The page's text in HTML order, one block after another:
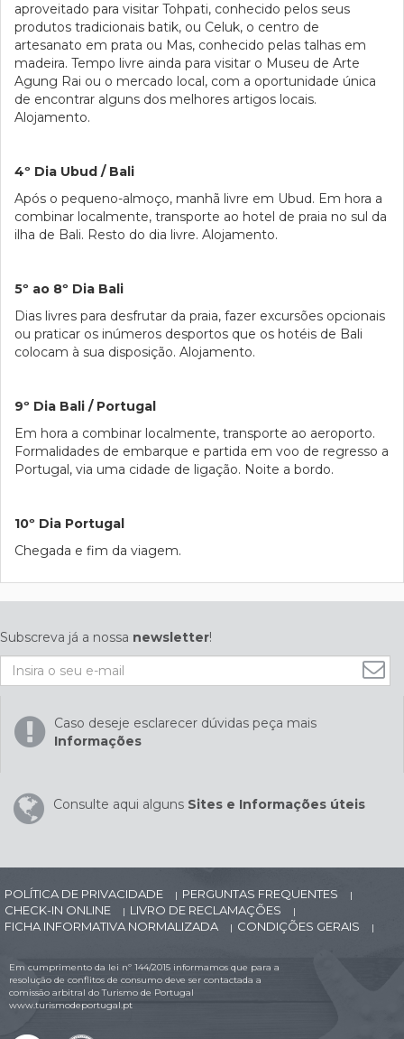
aproveitado para visitar Tohpati, conhecido pelos seus
produtos tradicionais batik, ou Celuk, o centro de
artesanato em prata ou Mas, conhecido pelas talhas em
madeira. Tempo livre ainda para visitar o Museu de Arte
Agung Rai ou o mercado local, com a oportunidade única
de encontrar alguns dos melhores artigos locais.
Alojamento.
4º Dia Ubud / Bali
Após o pequeno-almoço, manhã livre em Ubud. Em hora a
combinar localmente, transporte ao hotel de praia no sul da
ilha de Bali. Resto do dia livre. Alojamento.
5º ao 8º Dia Bali
Dias livres para desfrutar da praia, fazer excursões opcionais
ou praticar os inúmeros desportos que os hotéis de Bali
colocam à sua disposição. Alojamento.
9º Dia Bali / Portugal
Em hora a combinar localmente, transporte ao aeroporto.
Formalidades de embarque e partida em voo de regresso a
Portugal, via uma cidade de ligação. Noite a bordo.
10º Dia Portugal
Chegada e fim da viagem.
Subscreva já a nossa newsletter!
Caso deseje esclarecer dúvidas peça mais
Informações
Consulte aqui alguns Sites e Informações úteis
POLÍTICA DE PRIVACIDADE | PERGUNTAS FREQUENTES |
CHECK-IN ONLINE | LIVRO DE RECLAMAÇÕES |
FICHA INFORMATIVA NORMALIZADA | CONDIÇÕES GERAIS |
Em cumprimento da lei nº 144/2015 informamos que para a
resolução de conflitos de consumo deve ser contactada a
comissão arbitral do Turismo de Portugal
www.turismodeportugal.pt